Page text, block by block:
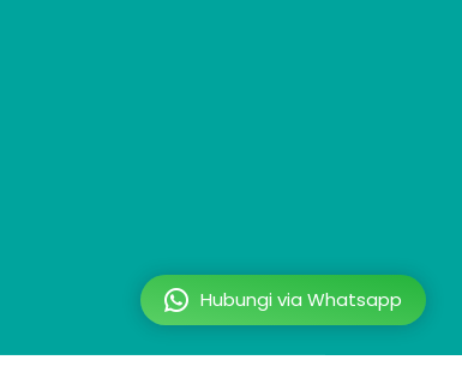
Hubungi via Whatsapp